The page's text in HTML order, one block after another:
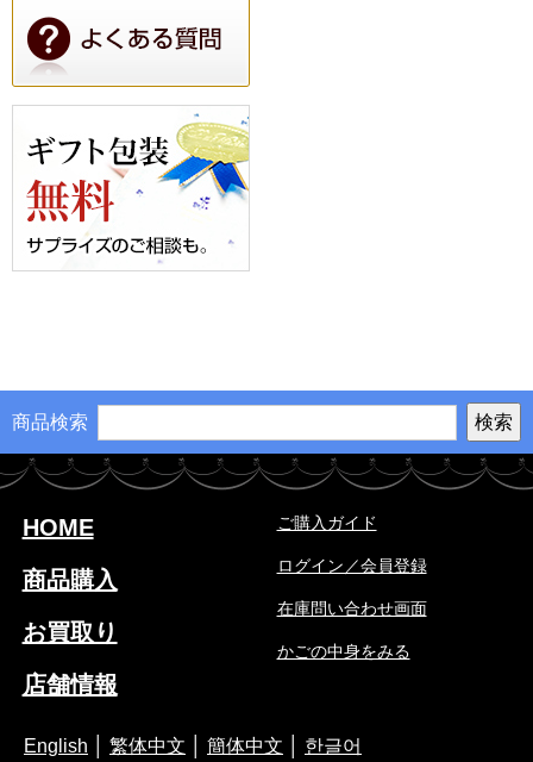
商品検索
HOME
商品購入
お買取り
店舗情報
ご購入ガイド
ログイン／会員登録
在庫問い合わせ画面
かごの中身をみる
English 繁体中文 簡体中文 한글어